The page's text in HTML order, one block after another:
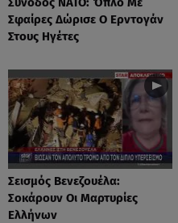
Σφαίρες Δώρισε Ο Ερντογάν
Στους Ηγέτες
Σεισμός Βενεζουέλα:
Σοκάρουν Οι Μαρτυρίες
Ελλήνων